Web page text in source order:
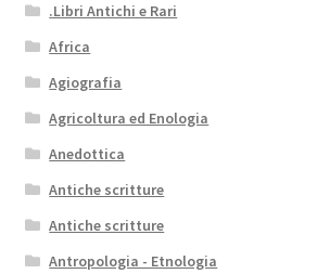
.Libri Antichi e Rari
Africa
Agiografia
Agricoltura ed Enologia
Anedottica
Antiche scritture
Antiche scritture
Antropologia - Etnologia